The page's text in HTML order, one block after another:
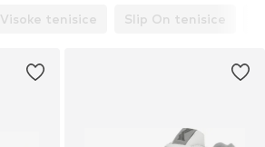
Visoke tenisice Slip On tenisice